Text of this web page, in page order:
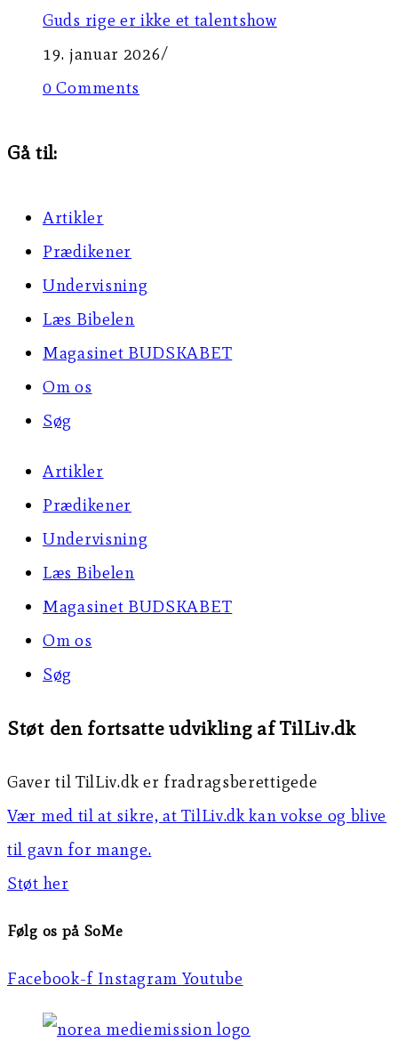
Guds rige er ikke et talentshow
19. januar 2026/
0 Comments
Gå til:
Artikler
Prædikener
Undervisning
Læs Bibelen
Magasinet BUDSKABET
Om os
Søg
Artikler
Prædikener
Undervisning
Læs Bibelen
Magasinet BUDSKABET
Om os
Søg
Støt den fortsatte udvikling af TilLiv.dk
Gaver til TilLiv.dk er fradragsberettigede
Vær med til at sikre, at TilLiv.dk kan vokse og blive
til gavn for mange.
Støt her
Følg os på SoMe
Facebook-f Instagram Youtube